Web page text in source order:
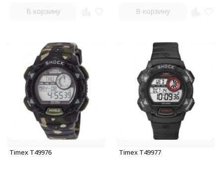
В корзину В корзину
Timex T49976 Timex T49977